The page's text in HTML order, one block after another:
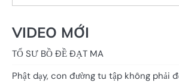
VIDEO MỚI
TỔ SƯ BỒ ĐỀ ĐẠT MA
Phật dạy, con đường tu tập không phải